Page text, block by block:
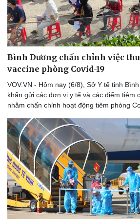
Bình Dương chấn chỉnh việc
vaccine phòng Covid-19
VOV.VN - Hôm nay (6/8), Sở Y tế tỉnh
khẩn gửi các đơn vị y tế và các điểm tiêm
nhằm chấn chỉnh hoạt động tiêm phòng